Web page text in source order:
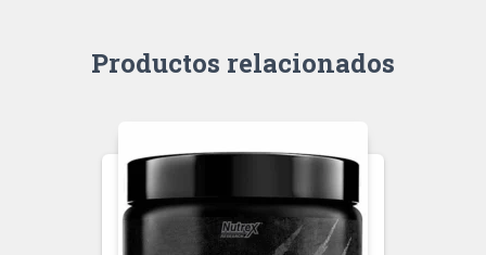
Productos relacionados